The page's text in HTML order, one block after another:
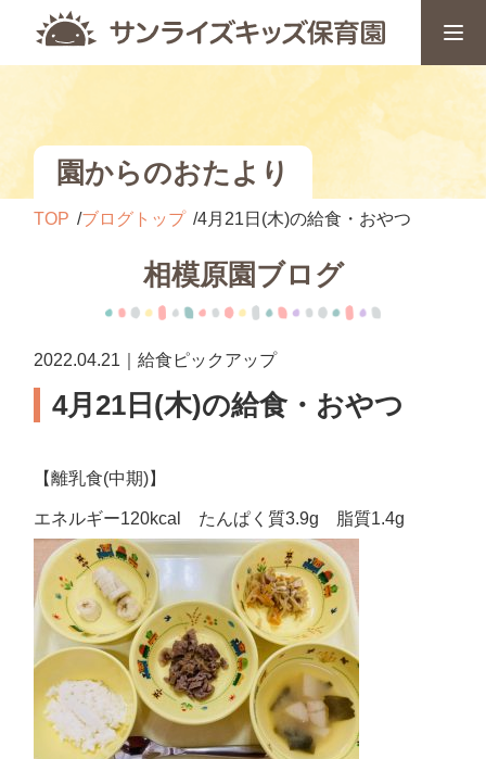
園からのおたより
TOP ブログトップ 4月21日(木)の給食・おやつ
相模原園ブログ
2022.04.21｜給食ピックアップ
4月21日(木)の給食・おやつ
【離乳食(中期)】
エネルギー120kcal たんぱく質3.9g 脂質1.4g